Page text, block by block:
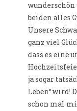
beiden alles
Unsere
ganz viel
dass es eine
ja sogar
Leben“ wird!
schon mal